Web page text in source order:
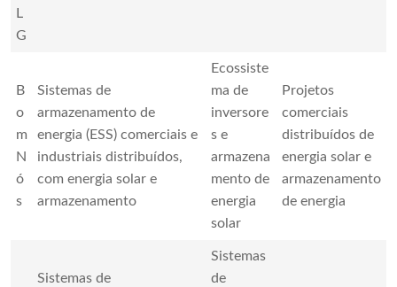
L
G
B
o
m
N
ó
s
Sistemas de
armazenamento de
energia (ESS) comerciais e
industriais distribuídos,
com energia solar e
armazenamento
Ecossiste
ma de
inversore
s e
armazena
mento de
energia
solar
Projetos
comerciais
distribuídos de
energia solar e
armazenamento
de energia
Sistemas de
Sistemas
de